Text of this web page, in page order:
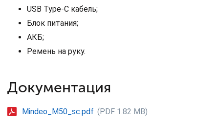
USB Type-C кабель;
Блок питания;
АКБ;
Ремень на руку.
Документация
Mindeo_M50_sc.pdf (PDF 1.82 MB)